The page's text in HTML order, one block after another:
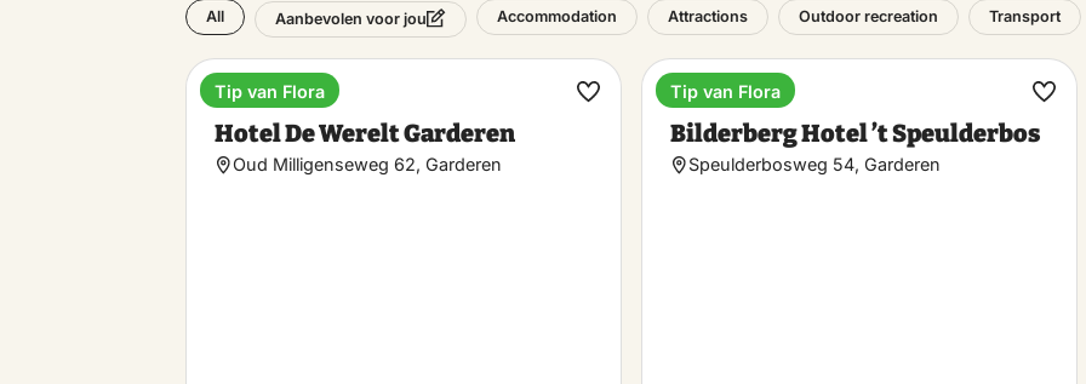
All Aanbevolen voor jou Accommodation Attractions Outdoor recreation Transport
Hotel
Hotel De Werelt Garderen
Oud Milligenseweg 62, Garderen
Tip van Flora
Make
Hotel
Bilderberg Hotel ’t Speulderbos
Speulderbosweg 54, Garderen
Tip van Flora